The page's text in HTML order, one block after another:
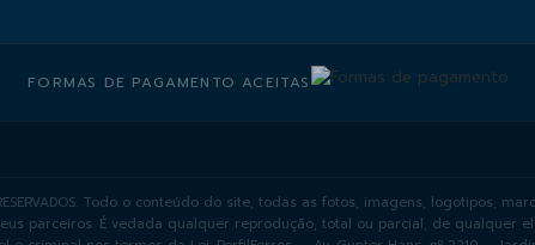
FORMAS DE PAGAMENTO ACEITAS
RESERVADOS. Todo o conteúdo do site, todas as fotos, imagens, logotipos,
parceiros. É vedada qualquer reprodução, total ou parcial, de qualquer